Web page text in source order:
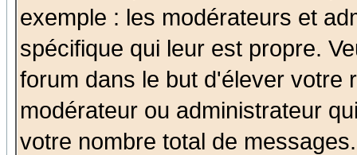
exemple : les modérateurs et
spécifique qui leur est propre.
forum dans le but d'élever votre
modérateur ou administrateur
votre nombre total de messages.